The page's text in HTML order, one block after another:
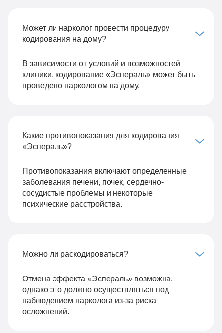
Может ли нарколог провести процедуру
кодирования на дому?
В зависимости от условий и возможностей
клиники, кодирование «Эспераль» может быть
проведено наркологом на дому.
Какие противопоказания для кодирования
«Эспераль»?
Противопоказания включают определенные
заболевания печени, почек, сердечно-
сосудистые проблемы и некоторые
психические расстройства.
Можно ли раскодироваться?
Отмена эффекта «Эспераль» возможна,
однако это должно осуществляться под
наблюдением нарколога из-за риска
осложнений.